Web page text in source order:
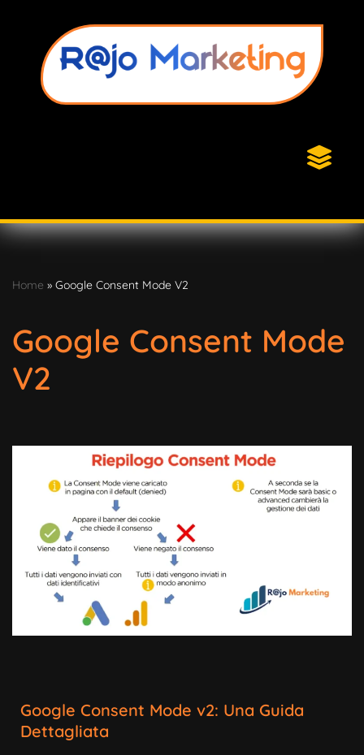
contenuto
Home » Google Consent Mode V2
Google Consent Mode
V2
Google Consent Mode v2: Una Guida
Dettagliata